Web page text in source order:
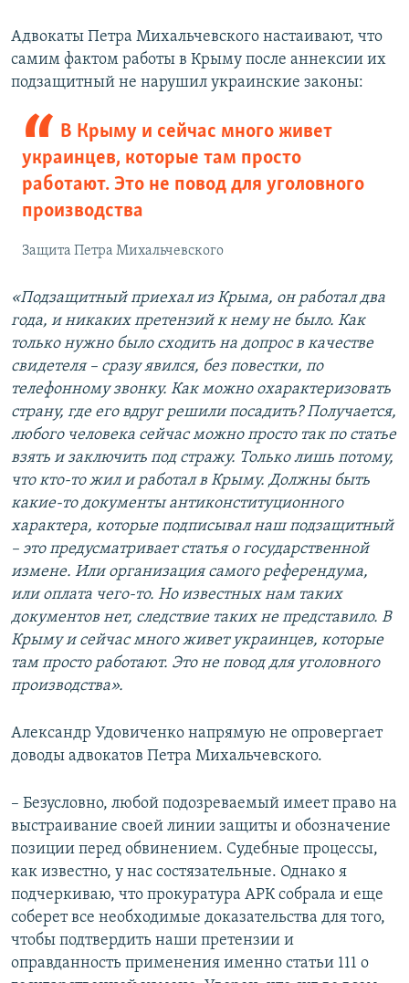
Адвокаты Петра Михальчевского настаивают, что
самим фактом работы в Крыму после аннексии их
подзащитный не нарушил украинские законы:
В Крыму и сейчас много живет
украинцев, которые там просто
работают. Это не повод для уголовного
производства
Защита Петра Михальчевского
«Подзащитный приехал из Крыма, он работал два
года, и никаких претензий к нему не было. Как
только нужно было сходить на допрос в качестве
свидетеля – сразу явился, без повестки, по
телефонному звонку. Как можно охарактеризовать
страну, где его вдруг решили посадить? Получается,
любого человека сейчас можно просто так по статье
взять и заключить под стражу. Только лишь потому,
что кто-то жил и работал в Крыму. Должны быть
какие-то документы антиконституционного
характера, которые подписывал наш подзащитный
– это предусматривает статья о государственной
измене. Или организация самого референдума,
или оплата чего-то. Но известных нам таких
документов нет, следствие таких не представило. В
Крыму и сейчас много живет украинцев, которые
там просто работают. Это не повод для уголовного
производства».
Александр Удовиченко напрямую не опровергает
доводы адвокатов Петра Михальчевского.
– Безусловно, любой подозреваемый имеет право на
выстраивание своей линии защиты и обозначение
позиции перед обвинением. Судебные процессы,
как известно, у нас состязательные. Однако я
подчеркиваю, что прокуратура АРК собрала и еще
соберет все необходимые доказательства для того,
чтобы подтвердить наши претензии и
оправданность применения именно статьи 111 о